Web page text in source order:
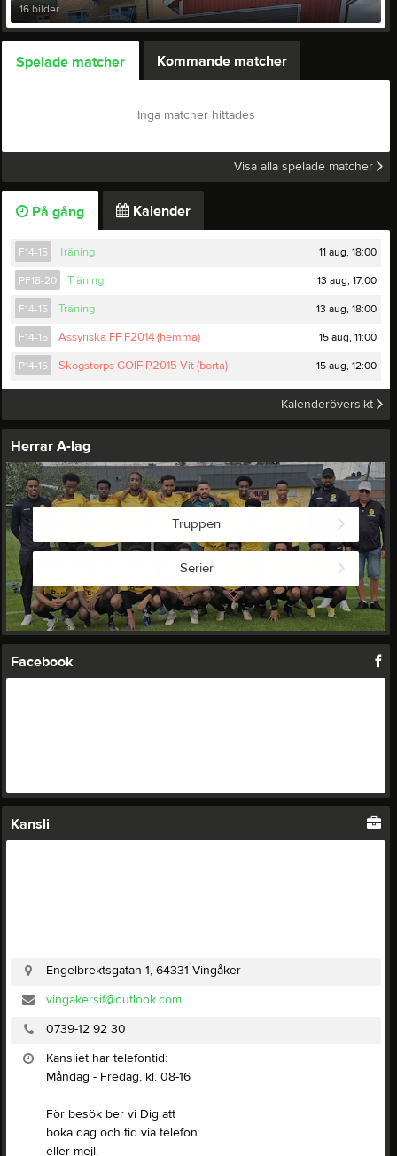
16 bilder
Spelade matcher Kommande matcher
Inga matcher hittades
Visa alla spelade matcher
På gång Kalender
F14-15 Träning 11 aug, 18:00
PF18-20 Träning 13 aug, 17:00
F14-15 Träning 13 aug, 18:00
F14-15 Assyriska FF F2014 (hemma) 15 aug, 11:00
P14-15 Skogstorps GOIF P2015 Vit (borta) 15 aug, 12:00
Kalenderöversikt
Herrar A-lag
Truppen
Serier
Facebook
Kansli
Engelbrektsgatan 1, 64331 Vingåker
vingakersif@outlook.com
0739-12 92 30
Kansliet har telefontid:
Måndag - Fredag, kl. 08-16
För besök ber vi Dig att
boka dag och tid via telefon
eller mejl.